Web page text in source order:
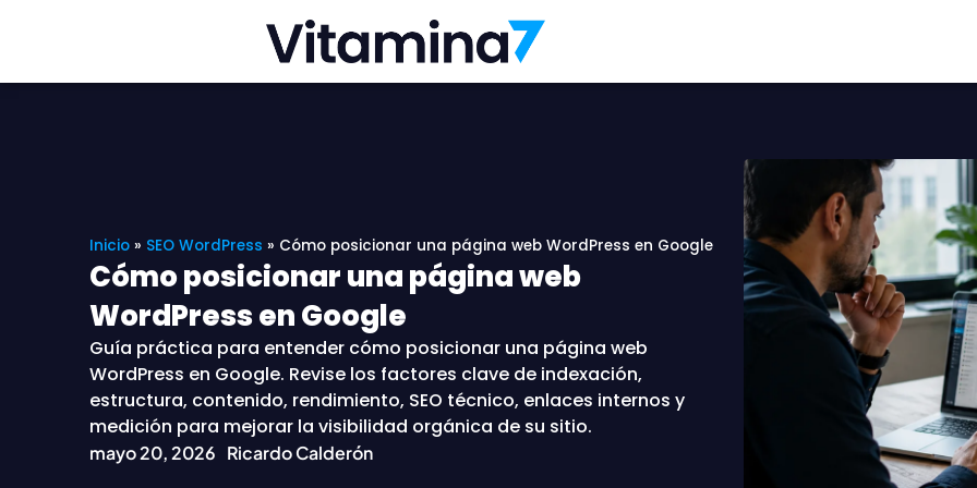
Inicio » SEO WordPress » Cómo posicionar una página web WordPress en Google
Cómo posicionar una página web
WordPress en Google
Guía práctica para entender cómo posicionar una página web
WordPress en Google. Revise los factores clave de indexación,
estructura, contenido, rendimiento, SEO técnico, enlaces internos y
medición para mejorar la visibilidad orgánica de su sitio.
mayo 20, 2026 Ricardo Calderón